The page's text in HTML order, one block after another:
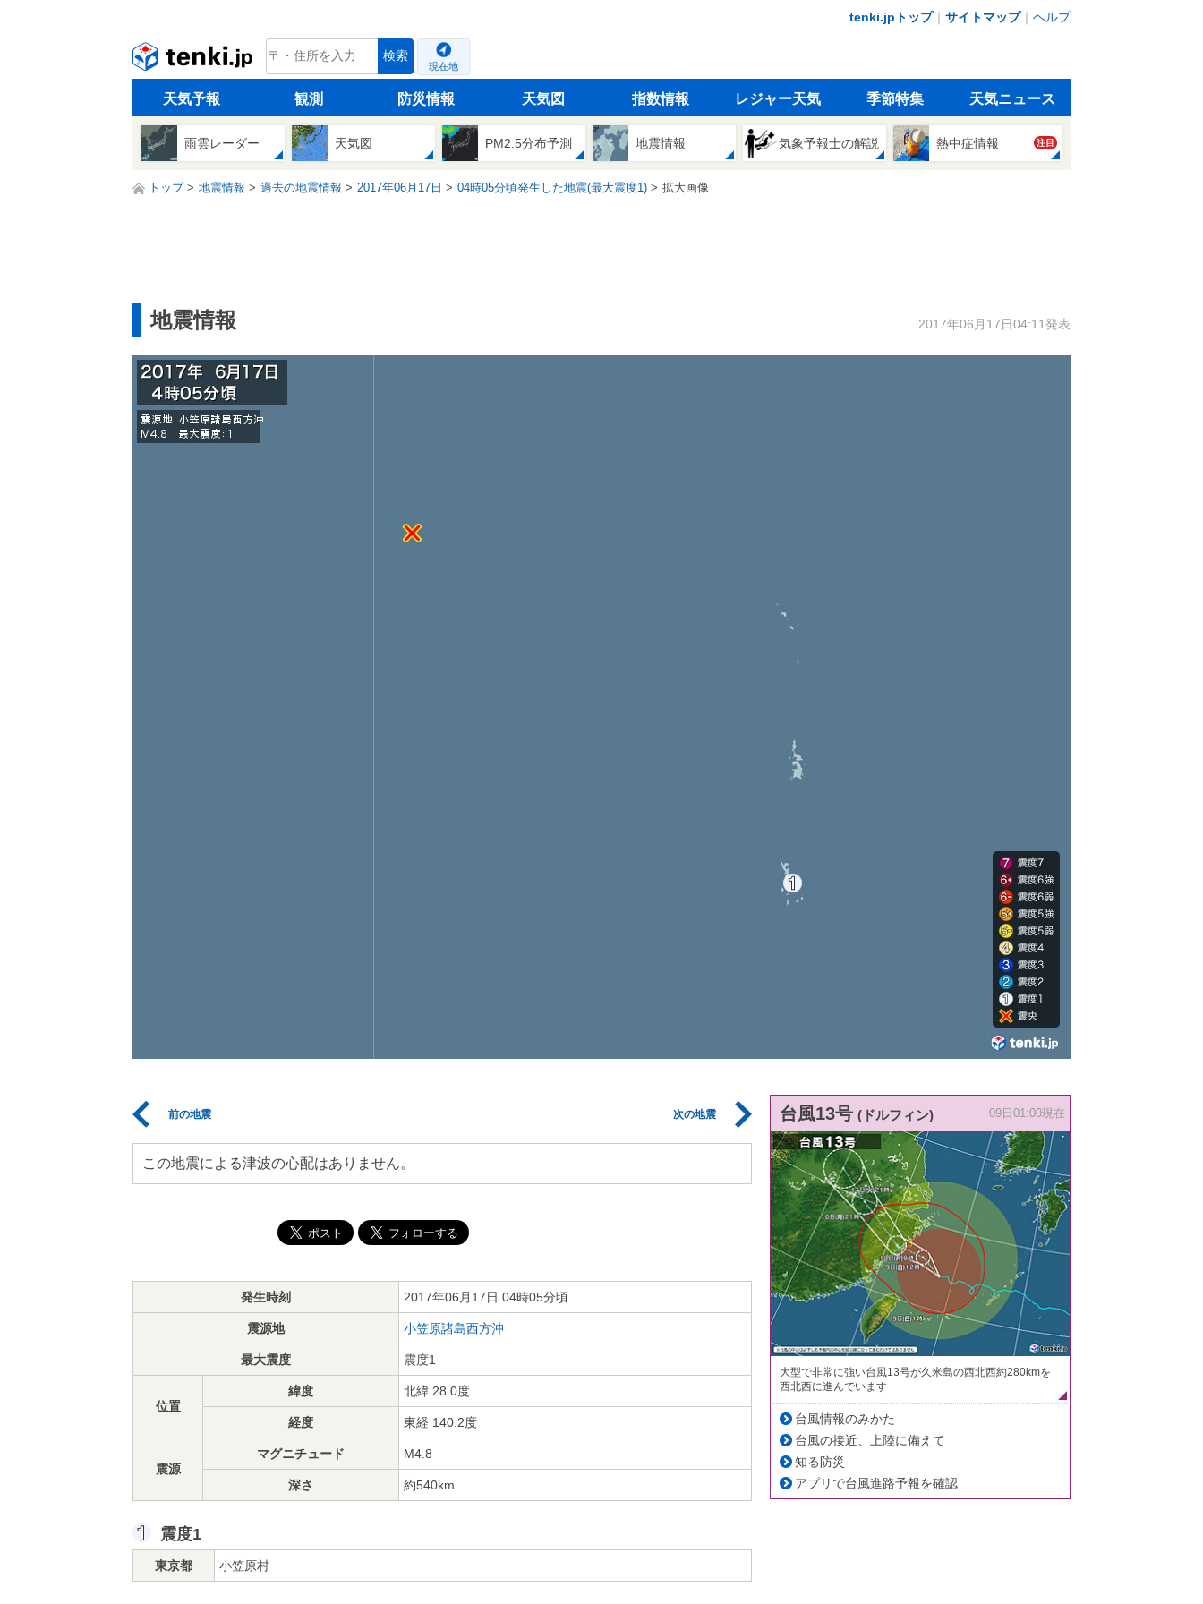
tenki.jpトップ｜ サイトマップ｜ ヘルプ
tenki.jp 検索
現在地
天気予報 観測 防災情報 天気図 指数情報 レジャー天気 季節特集 天気ニュース
雨雲レーダー 天気図 PM2.5分布予測 地震情報 気象予報士の解説 熱中症情報 注目
トップ 地震情報 過去の地震情報 2017年06月17日 04時05分頃発生した地震(最大震度1) 拡大画像
地震情報 2017年06月17日04:11発表
前の地震 次の地震
この地震による津波の心配はありません。
発生時刻 2017年06月17日 04時05分頃
震源地 小笠原諸島西方沖
最大震度 震度1
位置
緯度 北緯 28.0度
経度 東経 140.2度
震源
マグニチュード M4.8
深さ 約540km
震度1
東京都 小笠原村
台風13号 (ドルフィン) 09日01:00現在
大型で非常に強い台風13号が久米島の西北西約280kmを
西北西に進んでいます
台風情報のみかた
台風の接近、上陸に備えて
知る防災
アプリで台風進路予報を確認